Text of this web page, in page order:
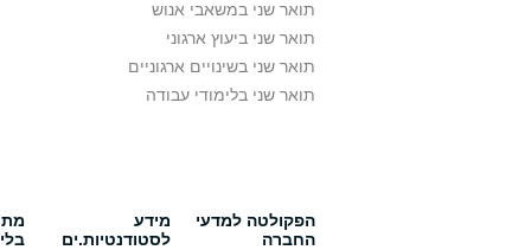
תואר שני במשאבי אנוש
תואר שני ביעוץ ארגוני
תואר שני בשינויים ארגוניים
תואר שני בלימודי עבודה
הפקולטה למדעי
החברה
מידע
לסטודנטיות.ים